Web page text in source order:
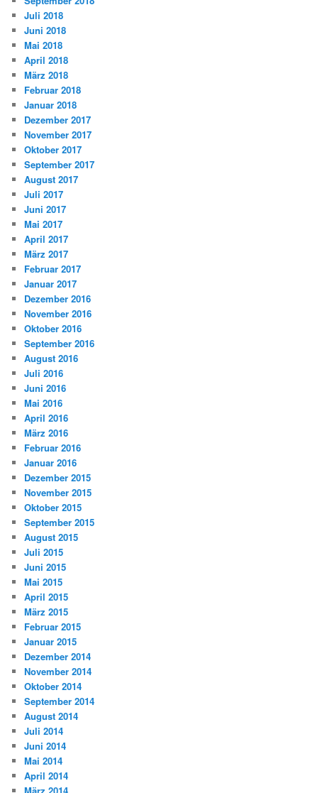
Juli 2018
Juni 2018
Mai 2018
April 2018
März 2018
Februar 2018
Januar 2018
Dezember 2017
November 2017
Oktober 2017
September 2017
August 2017
Juli 2017
Juni 2017
Mai 2017
April 2017
März 2017
Februar 2017
Januar 2017
Dezember 2016
November 2016
Oktober 2016
September 2016
August 2016
Juli 2016
Juni 2016
Mai 2016
April 2016
März 2016
Februar 2016
Januar 2016
Dezember 2015
November 2015
Oktober 2015
September 2015
August 2015
Juli 2015
Juni 2015
Mai 2015
April 2015
März 2015
Februar 2015
Januar 2015
Dezember 2014
November 2014
Oktober 2014
September 2014
August 2014
Juli 2014
Juni 2014
Mai 2014
April 2014